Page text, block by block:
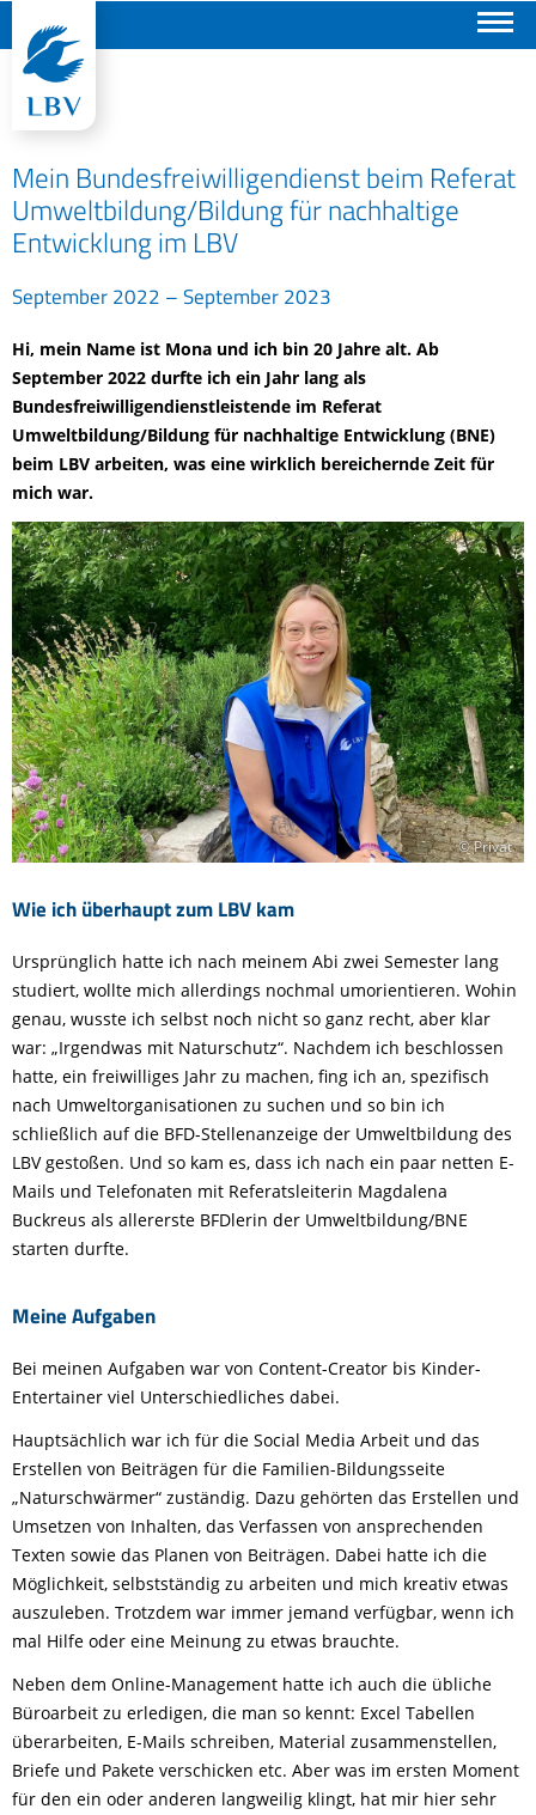
Mein Bundesfreiwilligendienst beim Referat
Umweltbildung/Bildung für nachhaltige
Entwicklung im LBV
September 2022 – September 2023
Hi, mein Name ist Mona und ich bin 20 Jahre alt. Ab
September 2022 durfte ich ein Jahr lang als
Bundesfreiwilligendienstleistende im Referat
Umweltbildung/Bildung für nachhaltige Entwicklung (BNE)
beim LBV arbeiten, was eine wirklich bereichernde Zeit für
mich war.
© Privat
Wie ich überhaupt zum LBV kam
Ursprünglich hatte ich nach meinem Abi zwei Semester lang
studiert, wollte mich allerdings nochmal umorientieren. Wohin
genau, wusste ich selbst noch nicht so ganz recht, aber klar
war: „Irgendwas mit Naturschutz“. Nachdem ich beschlossen
hatte, ein freiwilliges Jahr zu machen, fing ich an, spezifisch
nach Umweltorganisationen zu suchen und so bin ich
schließlich auf die BFD-Stellenanzeige der Umweltbildung des
LBV gestoßen. Und so kam es, dass ich nach ein paar netten E-
Mails und Telefonaten mit Referatsleiterin Magdalena
Buckreus als allererste BFDlerin der Umweltbildung/BNE
starten durfte.
Meine Aufgaben
Bei meinen Aufgaben war von Content-Creator bis Kinder-
Entertainer viel Unterschiedliches dabei.
Hauptsächlich war ich für die Social Media Arbeit und das
Erstellen von Beiträgen für die Familien-Bildungsseite
„Naturschwärmer“ zuständig. Dazu gehörten das Erstellen und
Umsetzen von Inhalten, das Verfassen von ansprechenden
Texten sowie das Planen von Beiträgen. Dabei hatte ich die
Möglichkeit, selbstständig zu arbeiten und mich kreativ etwas
auszuleben. Trotzdem war immer jemand verfügbar, wenn ich
mal Hilfe oder eine Meinung zu etwas brauchte.
Neben dem Online-Management hatte ich auch die übliche
Büroarbeit zu erledigen, die man so kennt: Excel Tabellen
überarbeiten, E-Mails schreiben, Material zusammenstellen,
Briefe und Pakete verschicken etc. Aber was im ersten Moment
für den ein oder anderen langweilig klingt, hat mir hier sehr